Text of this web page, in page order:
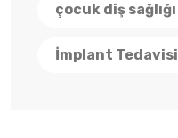
çocuk diş sağlığı
İmplant Tedavisi